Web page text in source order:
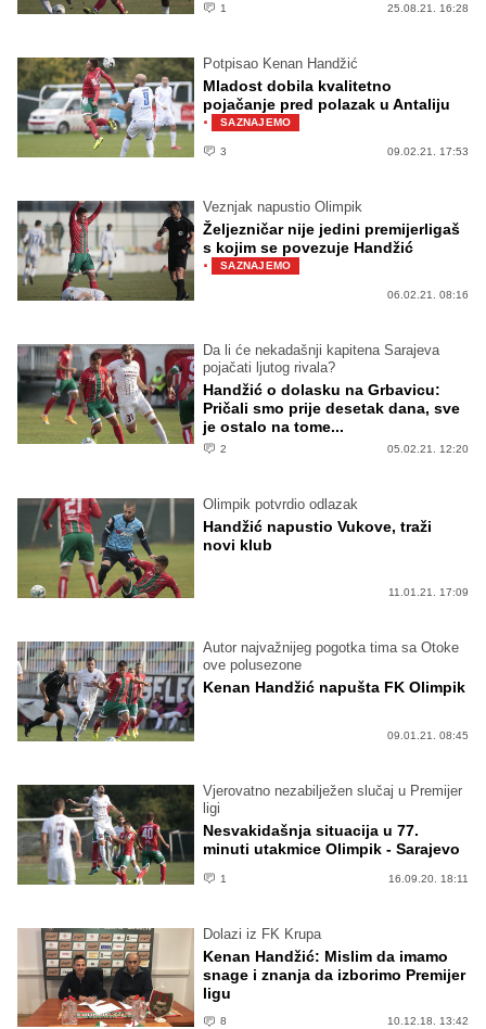
1 25.08.21. 16:28
Potpisao Kenan Handžić
Mladost dobila kvalitetno
pojačanje pred polazak u Antaliju
· SAZNAJEMO
3 09.02.21. 17:53
Veznjak napustio Olimpik
Željezničar nije jedini premijerligaš
s kojim se povezuje Handžić
· SAZNAJEMO
06.02.21. 08:16
Da li će nekadašnji kapitena Sarajeva
pojačati ljutog rivala?
Handžić o dolasku na Grbavicu:
Pričali smo prije desetak dana, sve
je ostalo na tome...
2 05.02.21. 12:20
Olimpik potvrdio odlazak
Handžić napustio Vukove, traži
novi klub
11.01.21. 17:09
Autor najvažnijeg pogotka tima sa Otoke
ove polusezone
Kenan Handžić napušta FK Olimpik
09.01.21. 08:45
Vjerovatno nezabilježen slučaj u Premijer
ligi
Nesvakidašnja situacija u 77.
minuti utakmice Olimpik - Sarajevo
1 16.09.20. 18:11
Dolazi iz FK Krupa
Kenan Handžić: Mislim da imamo
snage i znanja da izborimo Premijer
ligu
8 10.12.18. 13:42